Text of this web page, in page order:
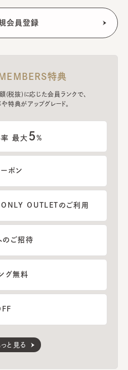
特典
(税抜)に応じた会員ランクで、
特典がアップグレード。
率 最大 5%
ポン
OUTLETのご利用
のご招待
グ無料
っと見る